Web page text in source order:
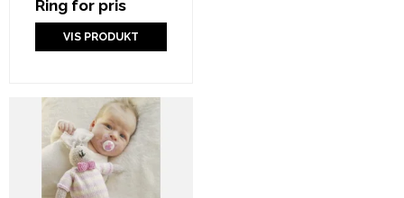
Ring for pris
VIS PRODUKT